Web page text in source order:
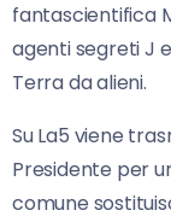
fantascientifica
agenti segreti J
Terra da alieni.
Su La5 viene
Presidente per
comune